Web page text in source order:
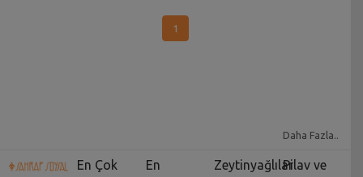
1
Daha Fazla..
En Çok
En
ZeytinyağlılarPilav ve